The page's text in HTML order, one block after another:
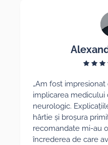
„Am fost
implicarea medicului
neurologic.
hârtie și broșura
recomandate mi-au
încrederea de care